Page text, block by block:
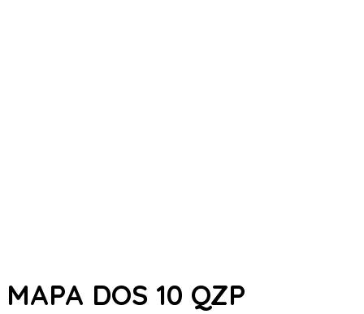
MAPA DOS 10 QZP